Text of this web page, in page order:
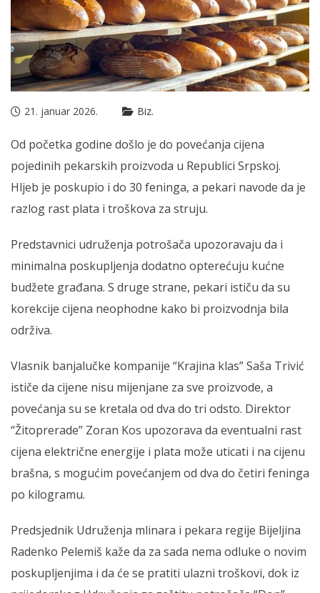
21. januar 2026. Biz.
Od početka godine došlo je do povećanja cijena
pojedinih pekarskih proizvoda u Republici Srpskoj.
Hljeb je poskupio i do 30 feninga, a pekari navode da je
razlog rast plata i troškova za struju.
Predstavnici udruženja potrošača upozoravaju da i
minimalna poskupljenja dodatno opterećuju kućne
budžete građana. S druge strane, pekari ističu da su
korekcije cijena neophodne kako bi proizvodnja bila
održiva.
Vlasnik banjalučke kompanije “Krajina klas” Saša Trivić
ističe da cijene nisu mijenjane za sve proizvode, a
povećanja su se kretala od dva do tri odsto. Direktor
“Žitoprerade” Zoran Kos upozorava da eventualni rast
cijena električne energije i plata može uticati i na cijenu
brašna, s mogućim povećanjem od dva do četiri feninga
po kilogramu.
Predsjednik Udruženja mlinara i pekara regije Bijeljina
Radenko Pelemiš kaže da za sada nema odluke o novim
poskupljenjima i da će se pratiti ulazni troškovi, dok iz